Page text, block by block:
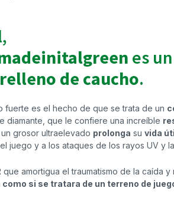
es un
relleno de caucho.
fuerte es el hecho de que se trata de un
diamante, que le confiere una increíble
grosor ultraelevado prolonga su vida
juego y a los ataques de los rayos UV y
que amortigua el traumatismo de la caída y
si se tratara de un terreno de